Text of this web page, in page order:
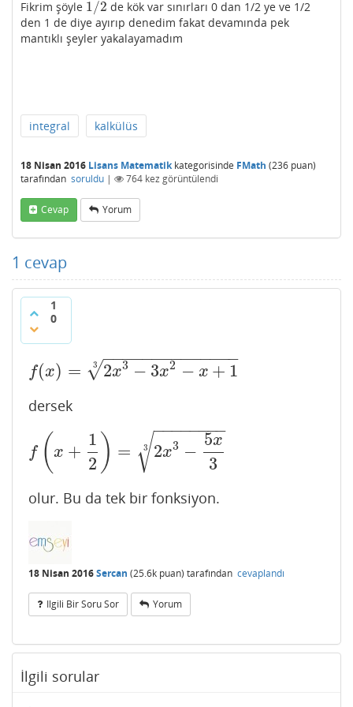
Fikrim şöyle 1/2
1/2 de kök var sınırları 0 dan 1/2 ye ve 1/2
den 1 de diye ayırıp denedim fakat devamında pek
mantıklı şeyler yakalayamadım
integral kalkülüs
18 Nisan 2016 Lisans Matematikkategorisinde FMath (236 puan)
tarafından soruldu | 764 kez görüntülendi
Cevap Yorum
1 cevap
1
0
f(x) = 2x3 − 3x2 − x + 1
− −
−−−−−−−−−−−−
√
3
f( x)=2x3− 3x 2−x+ 13
dersek
f (x +
1
2 ) = 2x3 −
5x
3
− −
−−−−−−
√
3
f(x +1 2 =2 3−5x33
olur. Bu da tek bir fonksiyon.
18 Nisan 2016Sercan (25.6k puan) tarafından cevaplandı
Ilgili Bir Soru Sor Yorum
İlgili sorular